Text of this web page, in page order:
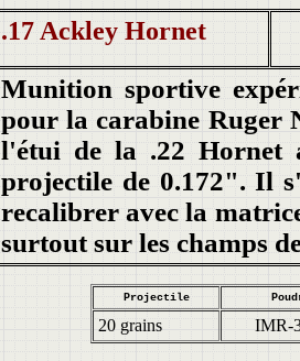
.17 Ackley Hornet
Munition sportive
pour la carabine Ruger
l'étui de la .22 Hornet
projectile de 0.172". Il
recalibrer avec la
surtout sur les champs
Projectile
20 grains IMR-